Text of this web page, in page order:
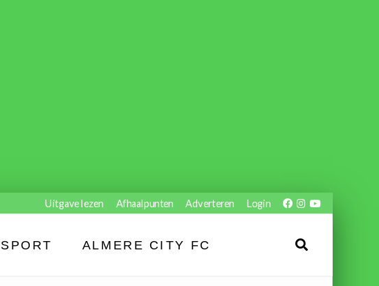
Uitgave lezen Afhaalpunten Adverteren Login
SPORT ALMERE CITY FC